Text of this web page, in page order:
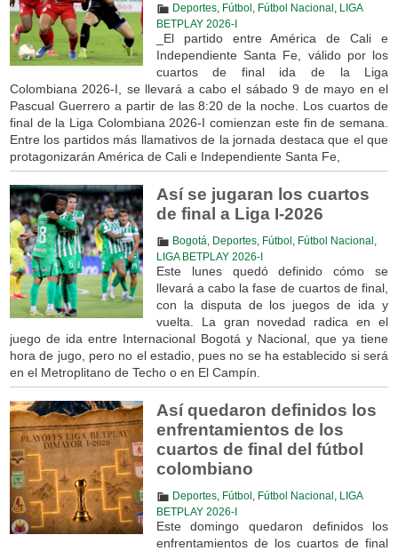
Deportes, Fútbol Fútbol Nacional
LIGA
BETPLAY 2026-I
_El partido entre América de Cali e
Independiente Santa Fe, válido por los
cuartos de final ida de la Liga
Colombiana 2026-I, se llevará a cabo el sábado 9 de mayo en el
Pascual Guerrero a partir de las 8:20 de la noche. Los cuartos de
final de la Liga Colombiana 2026-I comienzan este fin de semana.
Entre los partidos más llamativos de la jornada destaca que el que
protagonizarán América de Cali e Independiente Santa Fe,
Así se jugaran los cuartos
de final a Liga I-2026
Bogotá Deportes, Fútbol Fútbol Nacional
LIGA BETPLAY 2026-I
Este lunes quedó definido cómo se
llevará a cabo la fase de cuartos de final,
con la disputa de los juegos de ida y
vuelta. La gran novedad radica en el
juego de ida entre Internacional Bogotá y Nacional, que ya tiene
hora de jugo, pero no el estadio, pues no se ha establecido si será
en el Metroplitano de Techo o en El Campín.
Así quedaron definidos los
enfrentamientos de los
cuartos de final del fútbol
colombiano
Deportes, Fútbol Fútbol Nacional
LIGA
BETPLAY 2026-I
Este domingo quedaron definidos los
enfrentamientos de los cuartos de final